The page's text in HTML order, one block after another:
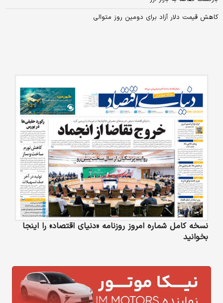
کاهش قیمت دلار آزاد برای دومین روز متوالی
نسخه کامل شماره امروز روزنامه «دنیای‌ اقتصاد» را اینجا
بخوانید